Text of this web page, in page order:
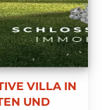
VILLA IN
UND